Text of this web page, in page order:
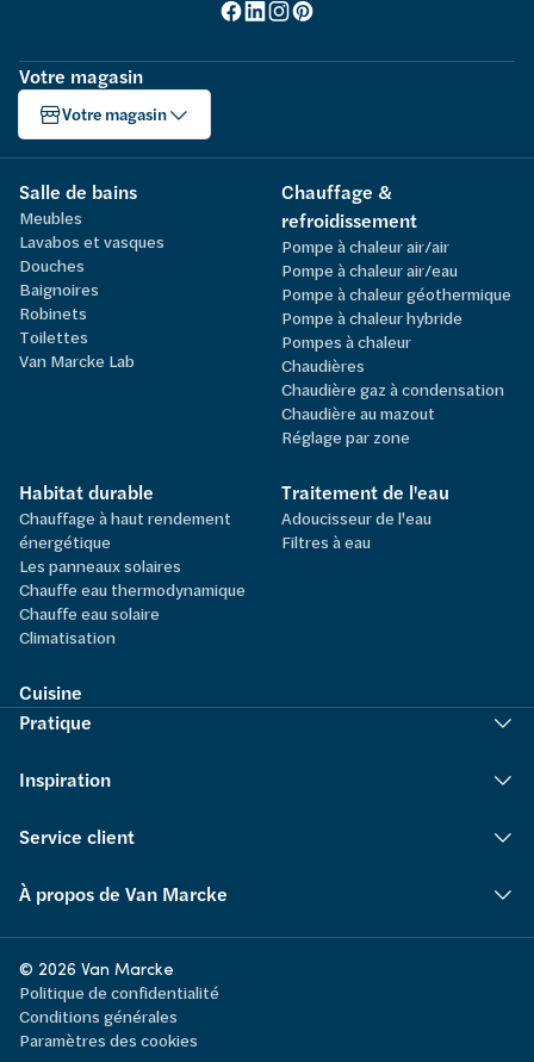
Votre magasin
Votre magasin
Salle de bains
Meubles
Lavabos et vasques
Douches
Baignoires
Robinets
Toilettes
Van Marcke Lab
Chauffage &
refroidissement
Pompe à chaleur air/air
Pompe à chaleur air/eau
Pompe à chaleur géothermique
Pompe à chaleur hybride
Pompes à chaleur
Chaudières
Chaudière gaz à condensation
Chaudière au mazout
Réglage par zone
Habitat durable
Chauffage à haut rendement
énergétique
Les panneaux solaires
Chauffe eau thermodynamique
Chauffe eau solaire
Climatisation
Traitement de l'eau
Adoucisseur de l'eau
Filtres à eau
Cuisine
Pratique
Inspiration
Service client
À propos de Van Marcke
© 2026 Van Marcke
Politique de confidentialité
Conditions générales
Paramètres des cookies